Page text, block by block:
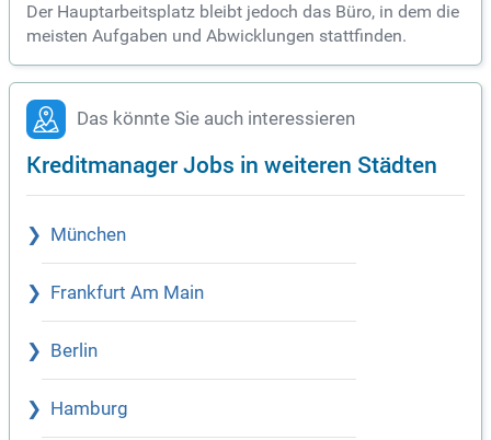
Der Hauptarbeitsplatz bleibt jedoch das Büro, in dem die
meisten Aufgaben und Abwicklungen stattfinden.
Das könnte Sie auch interessieren
Kreditmanager Jobs in weiteren Städten
München
Frankfurt Am Main
Berlin
Hamburg